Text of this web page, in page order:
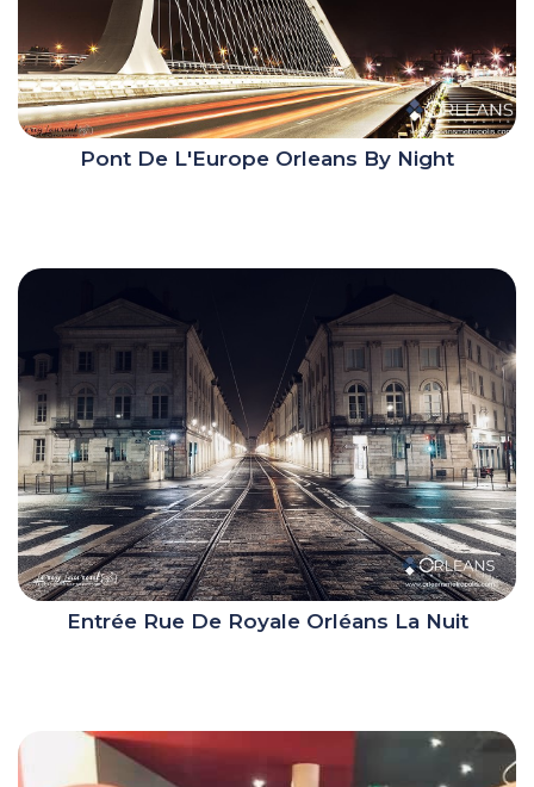
Pont De L'Europe Orleans By Night
Entrée Rue De Royale Orléans La Nuit